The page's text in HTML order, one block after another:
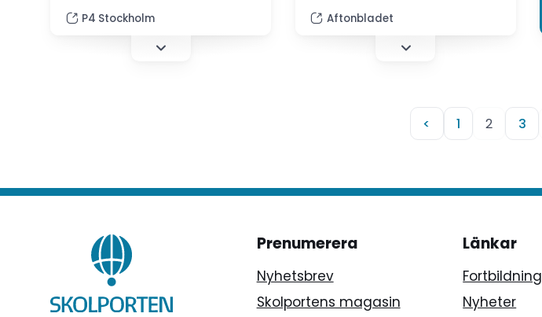
vuxna. De är godtrogna och det
gör dem väl till ett lätt byte”,
säger skolans rektor Susanne…
P4 Stockholm Aftonbladet
< 1 2 3
Prenumerera
Nyhetsbrev
Skolportens magasin
Länkar
Fortbildning
Nyheter